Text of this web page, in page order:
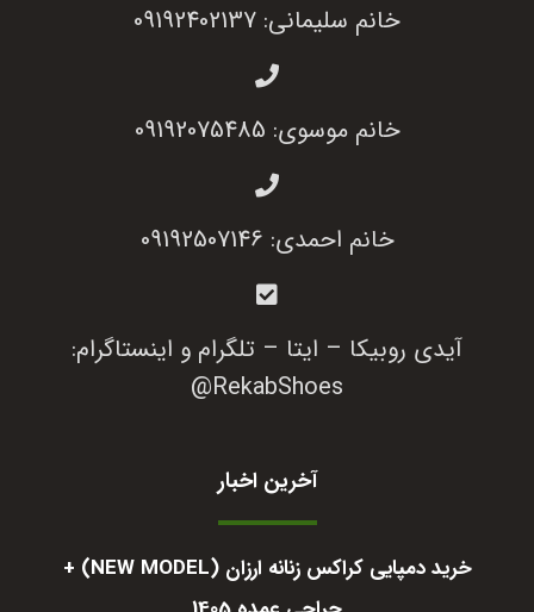
خانم سلیمانی: 09192402137
خانم موسوی: 09192075485
خانم احمدی: 09192507146
آیدی روبیکا – ایتا – تلگرام و اینستاگرام:
RekabShoes@
آخرین اخبار
خرید دمپایی کراکس زنانه ارزان (NEW MODEL) +